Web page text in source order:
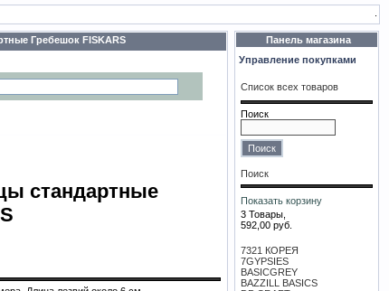
Гребешок FISKARS
стандартные
Панель магазина
Управление покупками
Список всех товаров
Поиск
Поиск
Показать корзину
3 Товары,
592,00 руб.
7321 КОРЕЯ
7GYPSIES
BASICGREY
BAZZILL BASICS